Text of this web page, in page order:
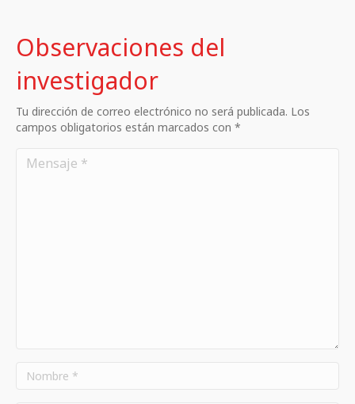
Observaciones del
investigador
Tu dirección de correo electrónico no será publicada. Los
campos obligatorios están marcados con *